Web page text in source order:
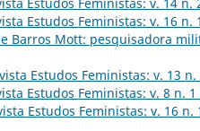
Estudos Feministas: v. 14 n.
Estudos Feministas: v. 16 n.
Barros Mott: pesquisadora
Estudos Feministas: v. 13 n.
Estudos Feministas: v. 8 n. 1
Estudos Feministas: v. 16 n.